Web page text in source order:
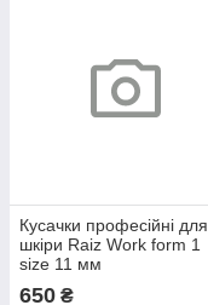
Кусачки професійні для
шкіри Raiz Work form 1
size 11 мм
650 ₴